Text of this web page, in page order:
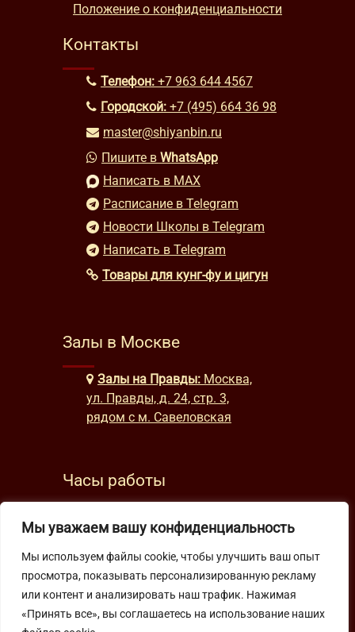
Мы уважаем вашу конфиденциальность
Мы используем файлы cookie, чтобы улучшить ваш опыт
просмотра, показывать персонализированную рекламу
или контент и анализировать наш трафик. Нажимая
«Принять все», вы соглашаетесь на использование наших
Положение о конфиденциальности
Контакты
Телефон: +7 963 644 4567
Городской: +7 (495) 664 36 98
master@shiyanbin.ru
Пишите в WhatsApp
Написать в MAX
Расписание в Telegram
Новости Школы в Telegram
Написать в Telegram
Товары для кунг-фу и цигун
Залы в Москве
Залы на Правды: Москва,
ул. Правды, д. 24, стр. 3,
рядом с м. Савеловская
Часы работы
выходные: с 10:00 до 19:30
Подпишитесь на нашу рассылку